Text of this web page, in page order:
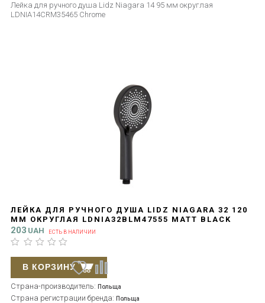
Лейка для ручного душа Lidz Niagara 14 95 мм округлая
LDNIA14CRM35465 Chrome
ЛЕЙКА ДЛЯ РУЧНОГО ДУША LIDZ NIAGARA 32 120
ММ ОКРУГЛАЯ LDNIA32BLM47555 MATT BLACK
203 UAH ЕСТЬ В НАЛИЧИИ
Страна-производитель: Польща
Страна регистрации бренда: Польща
В КОРЗИНУ